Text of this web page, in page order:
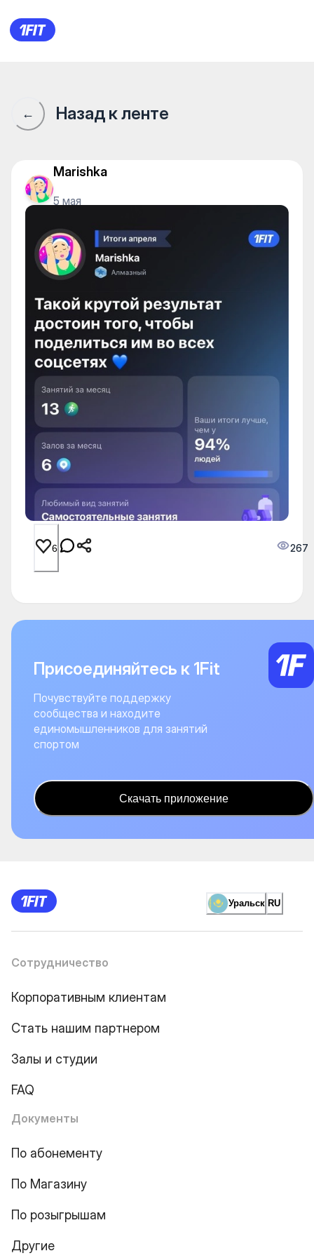
Сообщество 1Fit · 1Fit
← Назад к ленте
Marishka
5 мая
6 267
Присоединяйтесь к 1Fit
Почувствуйте поддержку
сообщества и находите
единомышленников для занятий
спортом
Скачать приложение
Уральск RU
Сотрудничество
Корпоративным клиентам
Стать нашим партнером
Залы и студии
FAQ
Документы
По абонементу
По Магазину
По розыгрышам
Другие